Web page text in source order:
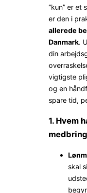
“kun” er et
er den i
allerede
Danmark.
din
vigtigste
og en
spare tid,
1. Hvem
skal